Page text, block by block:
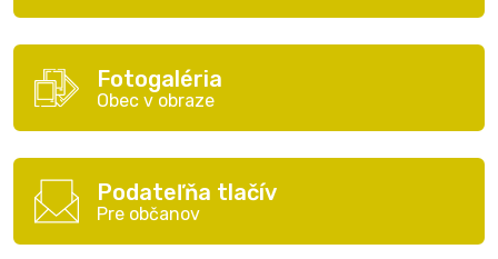
Fotogaléria
Obec v obraze
Podateľňa tlačív
Pre občanov